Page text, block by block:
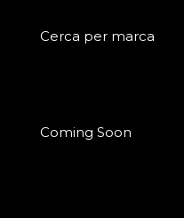
Cerca per marca
Coming Soon